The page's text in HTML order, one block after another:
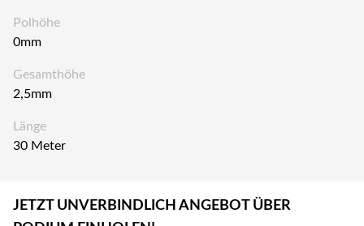
Polhöhe
0mm
Gesamthöhe
2,5mm
Länge
30 Meter
JETZT UNVERBINDLICH ANGEBOT ÜBER